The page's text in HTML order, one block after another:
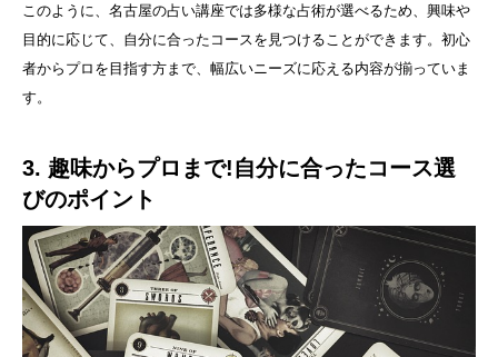
このように、名古屋の占い講座では多様な占術が選べるため、興味や
目的に応じて、自分に合ったコースを見つけることができます。初心
者からプロを目指す方まで、幅広いニーズに応える内容が揃っていま
す。
3. 趣味からプロまで!自分に合ったコース選
びのポイント